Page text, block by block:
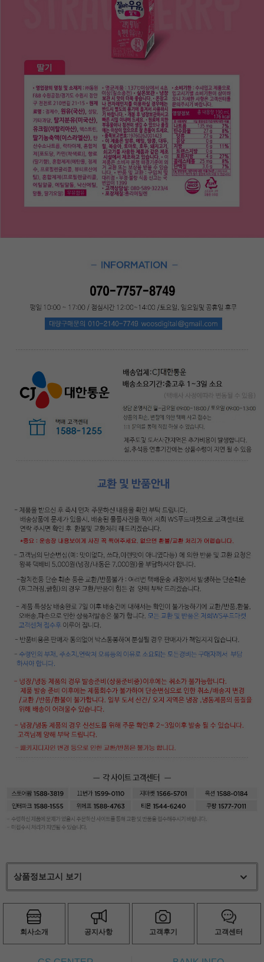
상품정보고시 보기
회사소개 공지사항 고객후기 고객센터